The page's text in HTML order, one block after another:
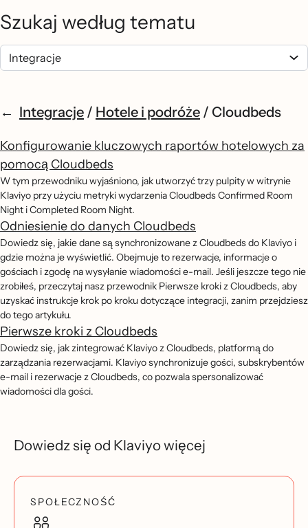
Szukaj według tematu
Integracje / Hotele i podróże / Cloudbeds
Konfigurowanie kluczowych raportów hotelowych za
pomocą Cloudbeds
W tym przewodniku wyjaśniono, jak utworzyć trzy pulpity w witrynie
Klaviyo przy użyciu metryki wydarzenia Cloudbeds Confirmed Room
Night i Completed Room Night.
Odniesienie do danych Cloudbeds
Dowiedz się, jakie dane są synchronizowane z Cloudbeds do Klaviyo i
gdzie można je wyświetlić. Obejmuje to rezerwacje, informacje o
gościach i zgodę na wysyłanie wiadomości e-mail. Jeśli jeszcze tego nie
zrobiłeś, przeczytaj nasz przewodnik Pierwsze kroki z Cloudbeds, aby
uzyskać instrukcje krok po kroku dotyczące integracji, zanim przejdziesz
do tego artykułu.
Pierwsze kroki z Cloudbeds
Dowiedz się, jak zintegrować Klaviyo z Cloudbeds, platformą do
zarządzania rezerwacjami. Klaviyo synchronizuje gości, subskrybentów
e-mail i rezerwacje z Cloudbeds, co pozwala spersonalizować
wiadomości dla gości.
Dowiedz się od Klaviyo więcej
SPOŁECZNOŚĆ